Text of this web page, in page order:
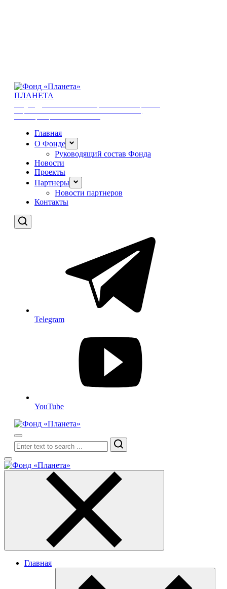
ПЛАНЕТА
Главная
О Фонде
Руководящий состав Фонда
Новости
Проекты
Партнеры
Новости партнеров
Контакты
Telegram
YouTube
Search
Главная